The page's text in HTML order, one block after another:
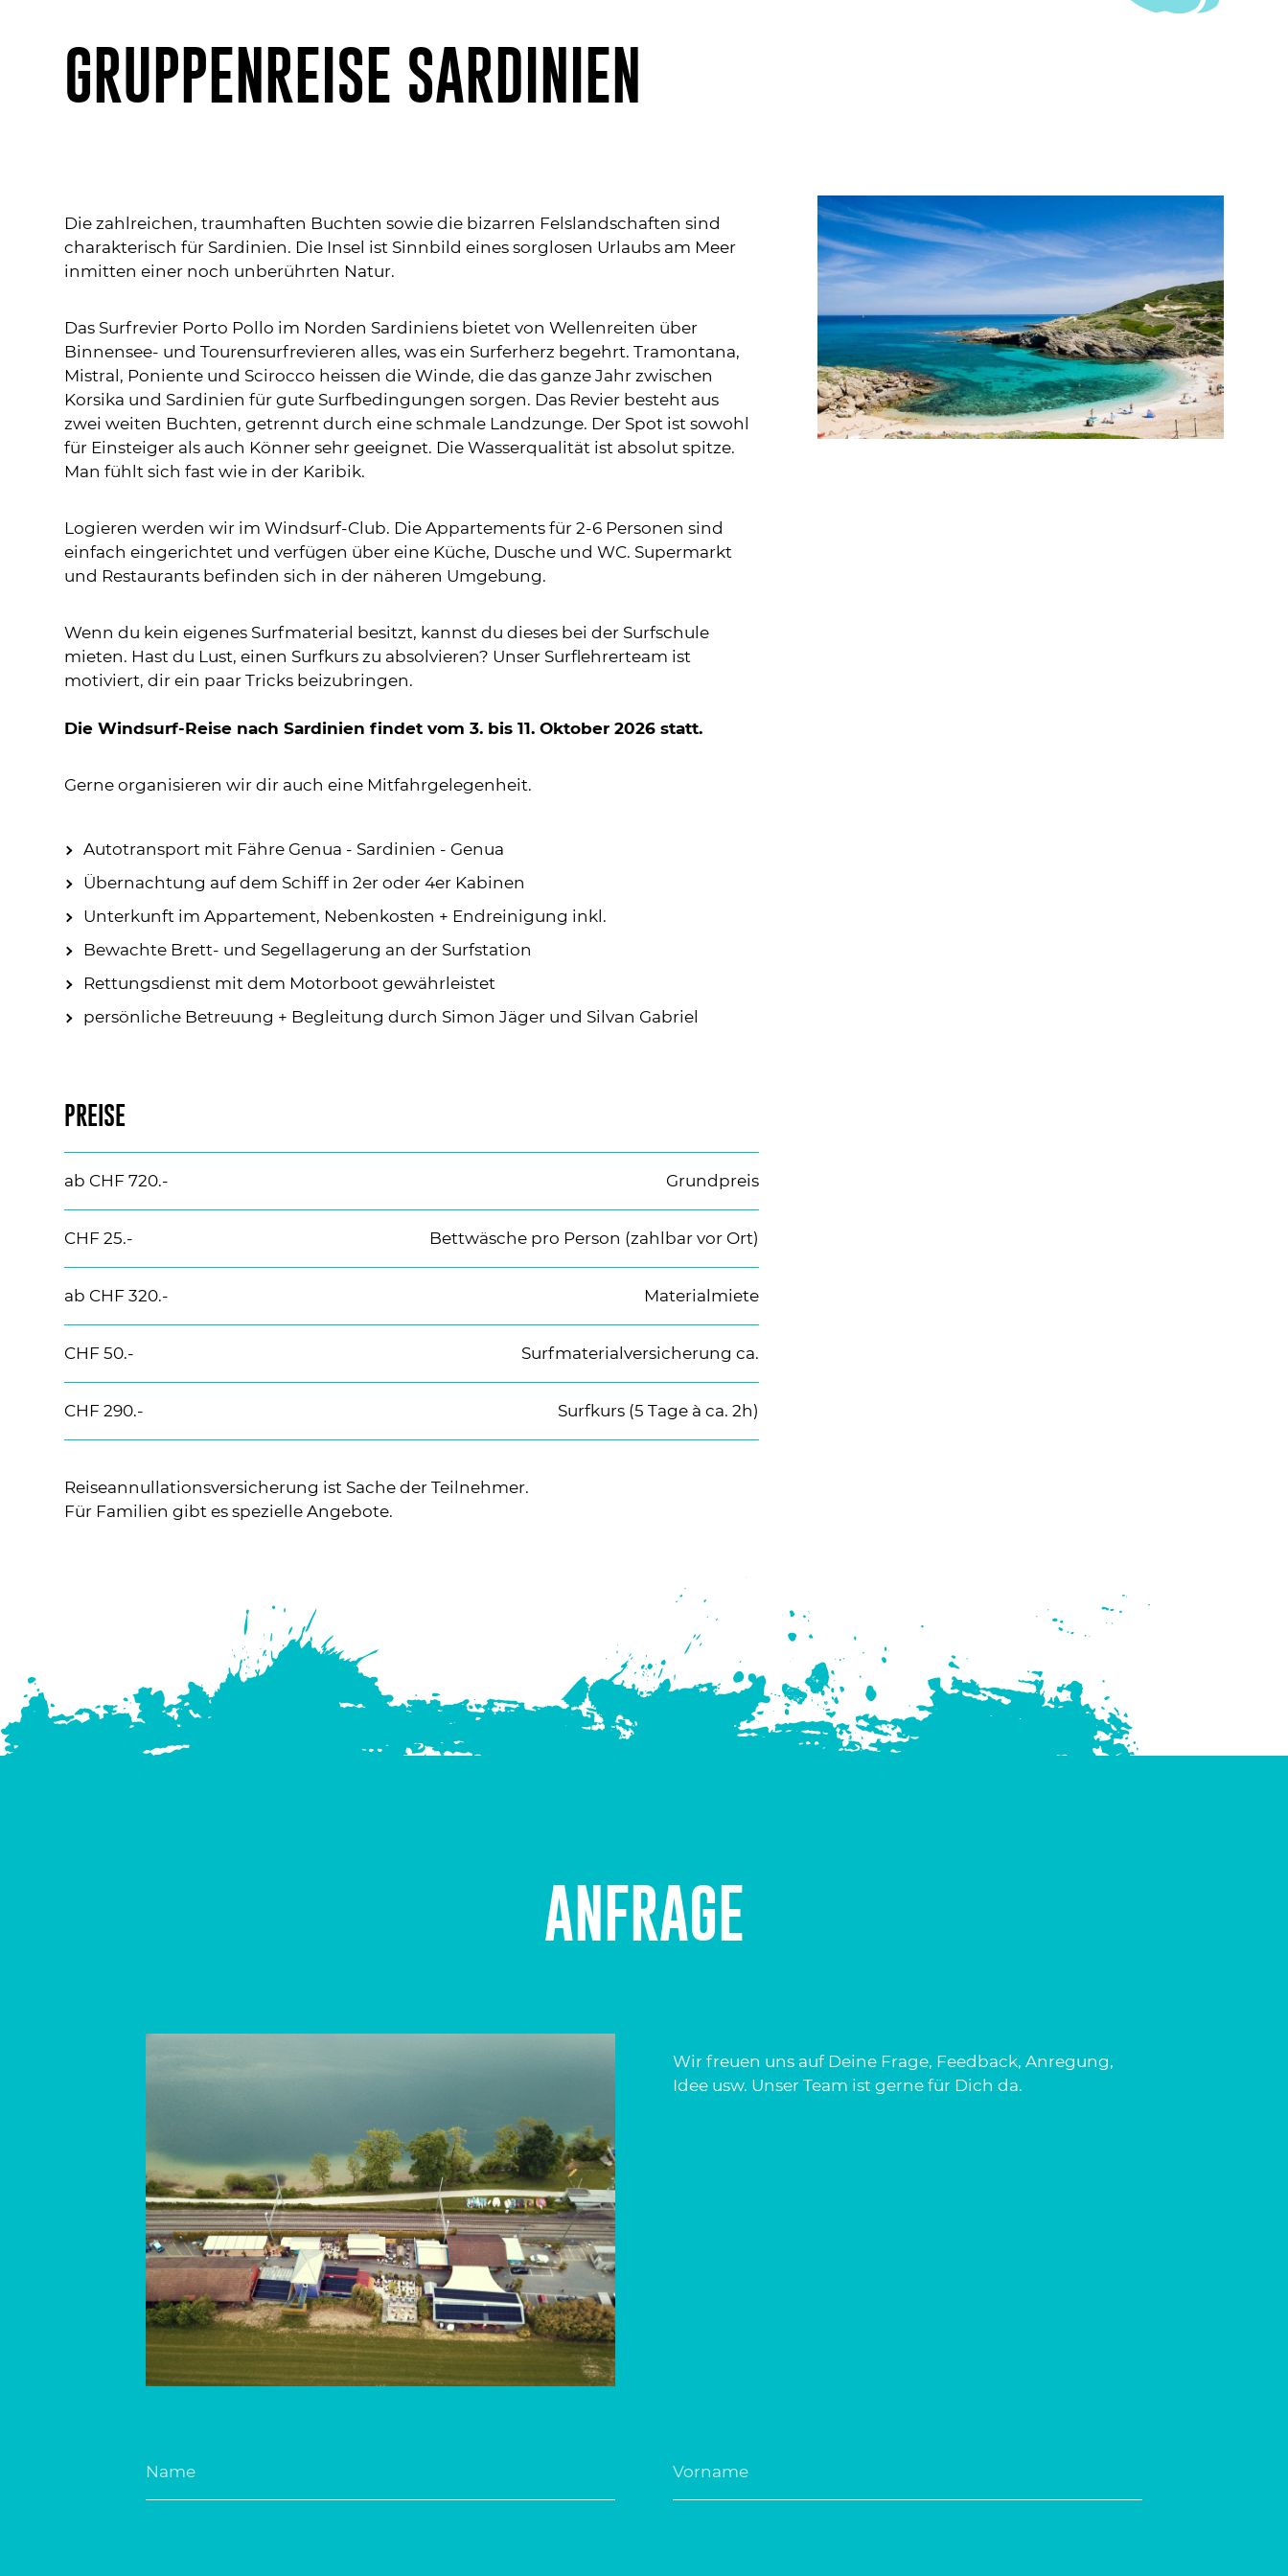
GRUPPENREISE SARDINIEN
Die zahlreichen, traumhaften Buchten sowie die bizarren Felslandschaften sind
charakterisch für Sardinien. Die Insel ist Sinnbild eines sorglosen Urlaubs am Meer
inmitten einer noch unberührten Natur.
Das Surfrevier Porto Pollo im Norden Sardiniens bietet von Wellenreiten über
Binnensee- und Tourensurfrevieren alles, was ein Surferherz begehrt. Tramontana,
Mistral, Poniente und Scirocco heissen die Winde, die das ganze Jahr zwischen
Korsika und Sardinien für gute Surfbedingungen sorgen. Das Revier besteht aus
zwei weiten Buchten, getrennt durch eine schmale Landzunge. Der Spot ist sowohl
für Einsteiger als auch Könner sehr geeignet. Die Wasserqualität ist absolut spitze.
Man fühlt sich fast wie in der Karibik.
Logieren werden wir im Windsurf-Club. Die Appartements für 2-6 Personen sind
einfach eingerichtet und verfügen über eine Küche, Dusche und WC. Supermarkt
und Restaurants befinden sich in der näheren Umgebung.
Wenn du kein eigenes Surfmaterial besitzt, kannst du dieses bei der Surfschule
mieten. Hast du Lust, einen Surfkurs zu absolvieren? Unser Surflehrerteam ist
motiviert, dir ein paar Tricks beizubringen.
Die Windsurf-Reise nach Sardinien findet vom 3. bis 11. Oktober 2026 statt.
Gerne organisieren wir dir auch eine Mitfahrgelegenheit.
Autotransport mit Fähre Genua - Sardinien - Genua
Übernachtung auf dem Schiff in 2er oder 4er Kabinen
Unterkunft im Appartement, Nebenkosten + Endreinigung inkl.
Bewachte Brett- und Segellagerung an der Surfstation
Rettungsdienst mit dem Motorboot gewährleistet
persönliche Betreuung + Begleitung durch Simon Jäger und Silvan Gabriel
PREISE
ab CHF 720.- Grundpreis
CHF 25.- Bettwäsche pro Person (zahlbar vor Ort)
ab CHF 320.- Materialmiete
CHF 50.- Surfmaterialversicherung ca.
CHF 290.- Surfkurs (5 Tage à ca. 2h)
Reiseannullationsversicherung ist Sache der Teilnehmer.
Für Familien gibt es spezielle Angebote.
ANFRAGE
Wir freuen uns auf Deine Frage, Feedback, Anregung,
Idee usw. Unser Team ist gerne für Dich da.